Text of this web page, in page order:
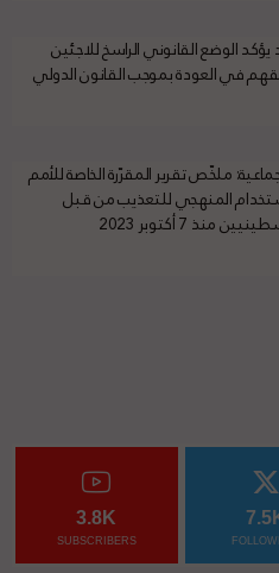
الوضع القانوني الراسخ للاجئين
في العودة بموجب القانون الدولي
ملخّص تقرير المقرّرة الخاصة للأمم
المنهجي للتعذيب من قبل
7 أكتوبر 2023
3.8K
SUBSCRIBERS